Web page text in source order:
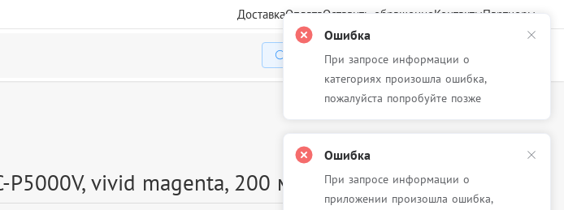
ДоставкаОплатаОставить обращениеКонтактыПартнеры
Избранное Корзина
vivid magenta, 200 мл. (LFP)
Ошибка
При запросе информации о
категориях произошла ошибка,
пожалуйста попробуйте позже
Ошибка
При запросе информации о
приложении произошла ошибка,